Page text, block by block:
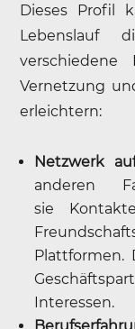
Dieses Profil
Lebenslauf
Vernetzung
erleichtern:
Netzwerk
anderen
sie
Plattformen.
Interessen.